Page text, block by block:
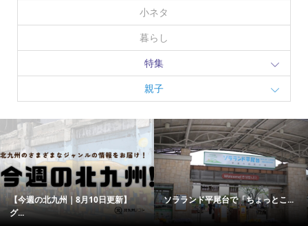
小ネタ
暮らし
特集
親子
【今週の北九州｜8月10日更新】
グ...
ソラランド平尾台で「ちょっとこ...